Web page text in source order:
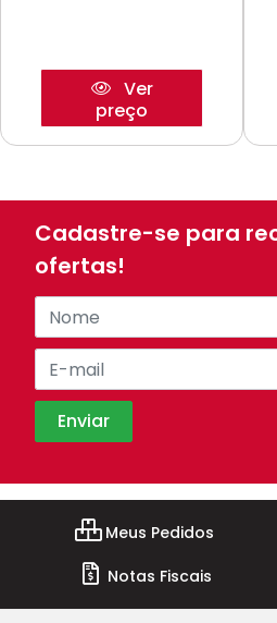
Ver
preço
Cadastre-se para
ofertas!
Meus Pedidos
Notas Fiscais